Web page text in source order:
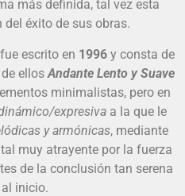
más definida, tal vez esta
del éxito de sus obras.
fue escrito en 1996 y consta de
de ellosAndante Lento y Suave
minimalistas, pero en
expresivaa la que le
y armónicas, mediante
muy atrayente por la fuerza
de la conclusión tan serena
inicio.